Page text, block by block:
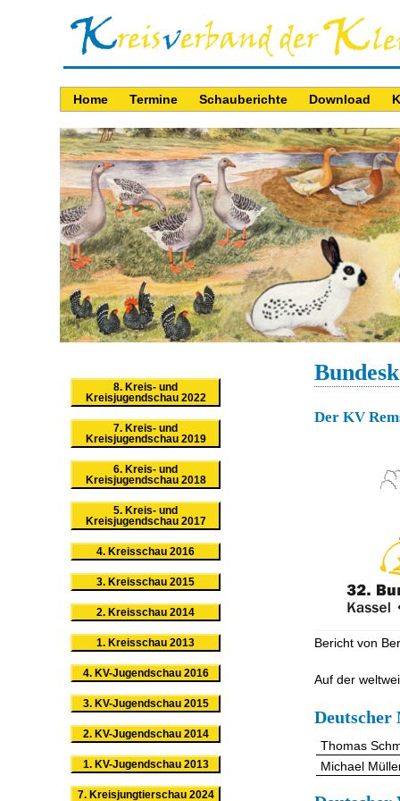
Home Termine Schauberichte Download
8. Kreis- und
Kreisjugendschau 2022
7. Kreis- und
Kreisjugendschau 2019
6. Kreis- und
Kreisjugendschau 2018
5. Kreis- und
Kreisjugendschau 2017
4. Kreisschau 2016
3. Kreisschau 2015
2. Kreisschau 2014
1. Kreisschau 2013
4. KV-Jugendschau 2016
3. KV-Jugendschau 2015
2. KV-Jugendschau 2014
1. KV-Jugendschau 2013
7. Kreisjungtierschau 2024
Der KV
Bericht von
Auf der
Deutscher
Thomas
Michael